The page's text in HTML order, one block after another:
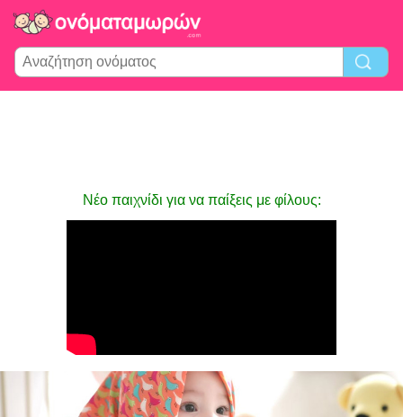
Νέο παιχνίδι για να παίξεις με φίλους: